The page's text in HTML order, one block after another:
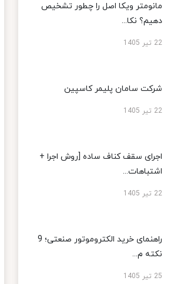
مانومتر ویکا اصل را چطور تشخیص
دهیم؟ نکا...
22 تیر 1405
شرکت سامان پلیمر کاسپین
22 تیر 1405
اجرای سقف کناف ساده [روش اجرا +
اشتباهات...
22 تیر 1405
راهنمای خرید الکتروموتور صنعتی؛ 9
نکته م...
25 تیر 1405